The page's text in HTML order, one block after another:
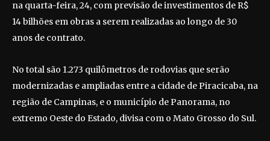
na quarta-feira, 24, com previsão de investimentos de R$
14 bilhões em obras a serem realizadas ao longo de 30
anos de contrato.
No total são 1.273 quilômetros de rodovias que serão
modernizadas e ampliadas entre a cidade de Piracicaba, na
região de Campinas, e o município de Panorama, no
extremo Oeste do Estado, divisa com o Mato Grosso do Sul.